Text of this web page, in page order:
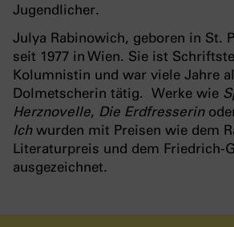
Jugendlicher.
Julya Rabinowich, geboren in St.
seit 1977 in Wien. Sie ist
Kolumnistin und war viele Jahre
Dolmetscherin tätig. Werke wie
Herznovelle, Die Erdfresserin
Ichwurden mit Preisen wie dem
Literaturpreis und dem Friedrich-
ausgezeichnet.